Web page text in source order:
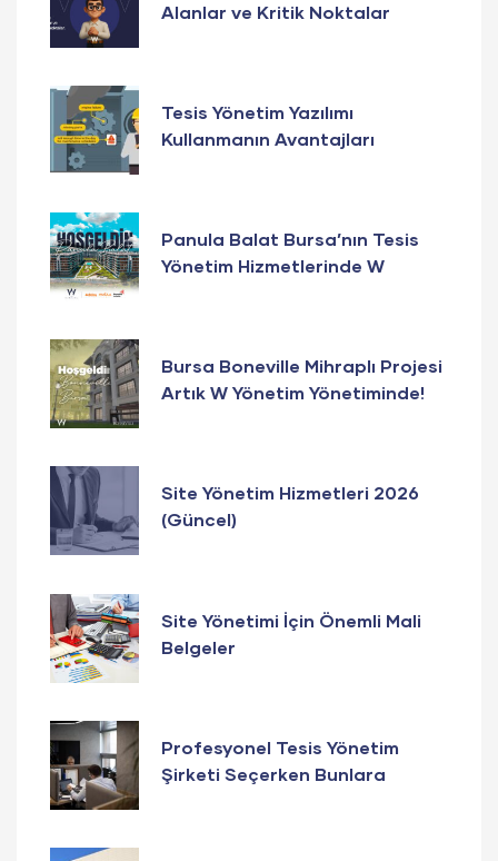
Alanlar ve Kritik Noktalar
Tesis Yönetim Yazılımı
Kullanmanın Avantajları
Panula Balat Bursa’nın Tesis
Yönetim Hizmetlerinde W
Bursa Boneville Mihraplı Projesi
Artık W Yönetim Yönetiminde!
Site Yönetim Hizmetleri 2026
(Güncel)
Site Yönetimi İçin Önemli Mali
Belgeler
Profesyonel Tesis Yönetim
Şirketi Seçerken Bunlara